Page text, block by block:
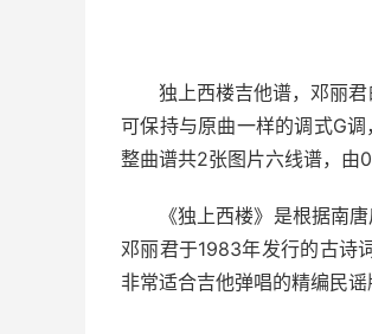
独上西楼吉他谱，邓丽
可保持与原曲一样的调式G
整曲谱共2张图片六线谱，由
《独上西楼》是根据南
邓丽君于1983年发行的古诗
非常适合吉他弹唱的精编民谣